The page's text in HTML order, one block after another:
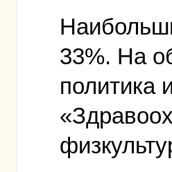
33%. На
политика